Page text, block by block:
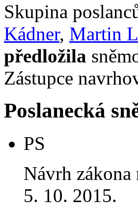
Skupina
Kádner, Martin
předložila
Zástupce
Poslanecká
PS
Návrh
5. 10. 2015.